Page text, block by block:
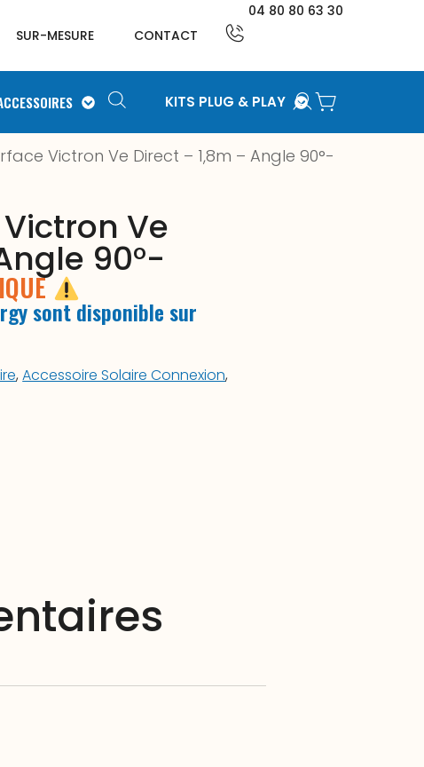
SUR-MESURE CONTACT
04 80 80 63 30
KITS PLUG & PLAY
Victron Ve Direct – 1,8m – Angle 90°-
Ve
90°-
sont disponible sur
,Accessoire Solaire Connexion,